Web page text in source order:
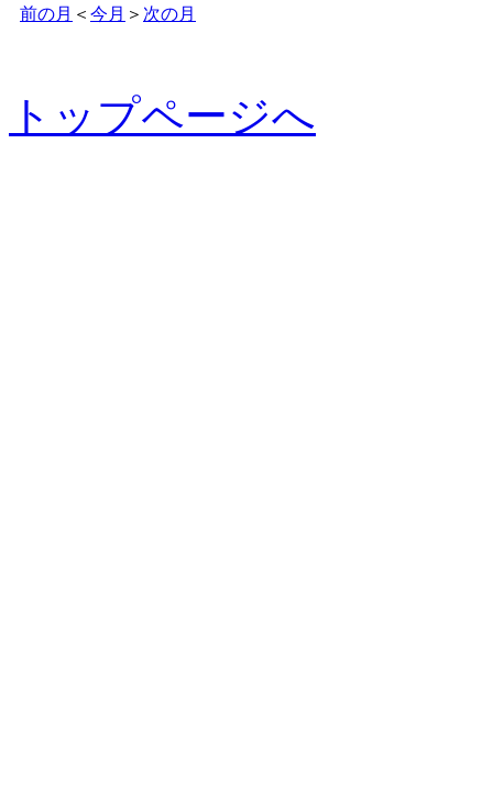
前の月 ＜ 今月 ＞ 次の月
トップページへ